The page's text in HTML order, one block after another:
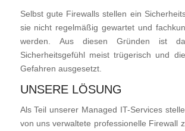
Selbst gute Firewalls stellen ein
sie nicht regelmäßig gewartet und
werden. Aus diesen Gründen ist
Sicherheitsgefühl meist trügerisch und
Gefahren ausgesetzt.
UNSERE LÖSUNG
Als Teil unserer Managed IT-Services
von uns verwaltete professionelle Firewall